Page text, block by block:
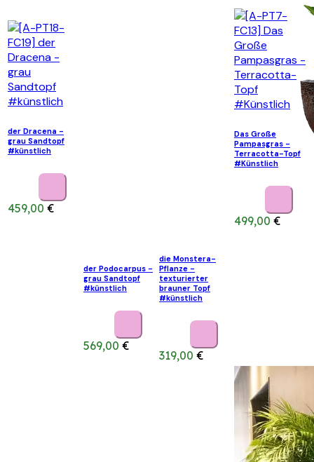
der Dracena -
grau Sandtopf
#künstlich
459,00 €
der Podocarpus -
grau Sandtopf
#künstlich
569,00 €
die Monstera-
Pflanze -
texturierter
brauner Topf
#künstlich
319,00 €
Das Große
Pampasgras -
Terracotta-Topf
#Künstlich
499,00 €